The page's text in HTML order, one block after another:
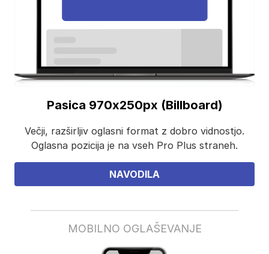
Pasica 970x250px (Billboard)
Večji, razširljiv oglasni format z dobro vidnostjo.
Oglasna pozicija je na vseh Pro Plus straneh.
NAVODILA
MOBILNO OGLAŠEVANJE